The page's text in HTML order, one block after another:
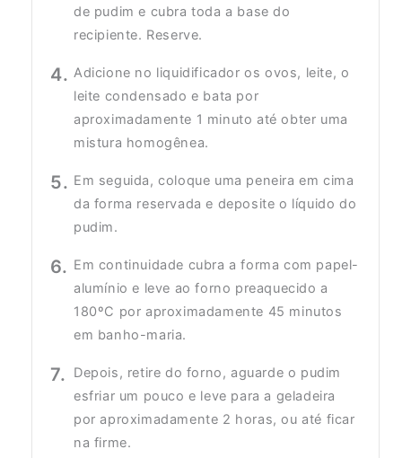
de pudim e cubra toda a base do
recipiente. Reserve.
Adicione no liquidificador os ovos, leite, o
leite condensado e bata por
aproximadamente 1 minuto até obter uma
mistura homogênea.
Em seguida, coloque uma peneira em cima
da forma reservada e deposite o líquido do
pudim.
Em continuidade cubra a forma com papel-
alumínio e leve ao forno preaquecido a
180ºC por aproximadamente 45 minutos
em banho-maria.
Depois, retire do forno, aguarde o pudim
esfriar um pouco e leve para a geladeira
por aproximadamente 2 horas, ou até ficar
na firme.